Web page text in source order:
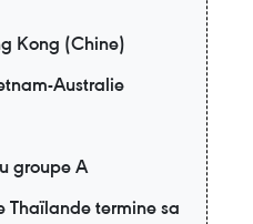
Kong (Chine)
Australie
groupe A
Thaïlande termine sa